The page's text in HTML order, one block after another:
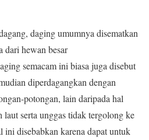
daging umumnya disematkan
dari hewan besar
semacam ini biasa juga disebut
diperdagangkan dengan
potongan, lain daripada hal
serta unggas tidak tergolong ke
ini disebabkan karena dapat untuk